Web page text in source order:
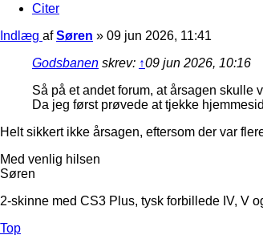
Citer
Indlæg afSøren » 09 jun 2026, 11:41
Godsbanen skrev: ↑09 jun 2026, 10:16
Så på et andet forum, at årsagen
Da jeg først prøvede at tjekke
Helt sikkert ikke årsagen, eftersom der var
Med venlig hilsen
Søren
2-skinne med CS3 Plus, tysk forbillede IV, V
Top